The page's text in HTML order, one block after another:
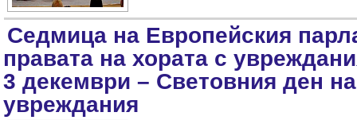
Седмица на Европейския
правата на хората с
3 декември – Световния ден
увреждания